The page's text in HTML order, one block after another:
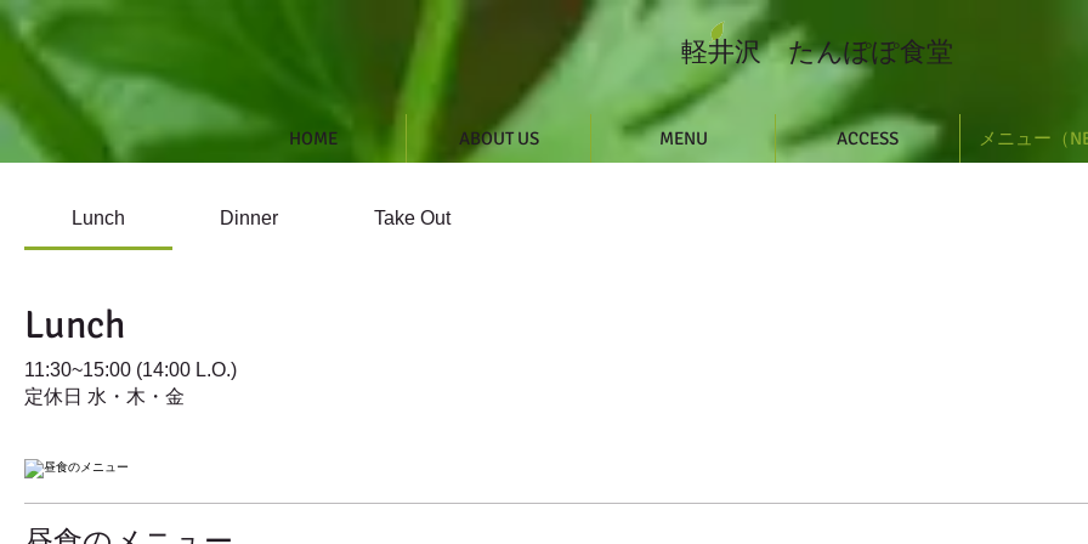
軽井沢 たんぽぽ食堂
HOME ABOUT US MENU ACCESS メニュー（
Lunch Dinner Take Out
Lunch
11:30~15:00 (14:00 L.O.)
定休日 水・木・金